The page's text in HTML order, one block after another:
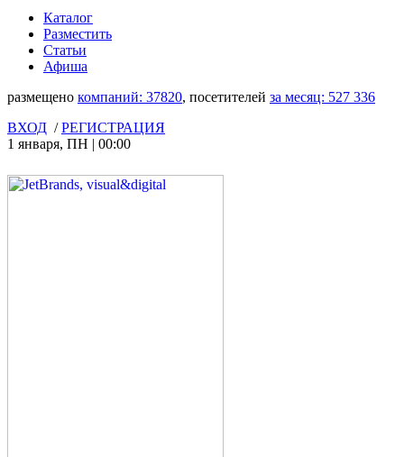
Каталог
Разместить
Статьи
Афиша
размещено компаний: 37820, посетителей за месяц: 527 336
ВХОД /РЕГИСТРАЦИЯ
1 января, ПН | 00:00